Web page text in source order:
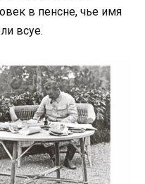
в пенсне, чье имя
всуе.